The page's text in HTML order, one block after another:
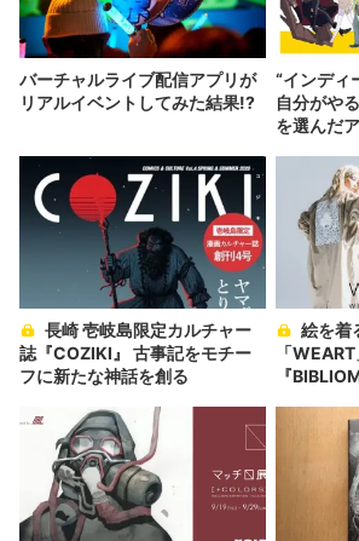
バーチャルライブ配信アプリが
リアルイベントしてみた結果!?
“インディ
自分がや
を選んだ
誌『COZIKI』 古事記をモチー
フに新たな神話を創る
「
『